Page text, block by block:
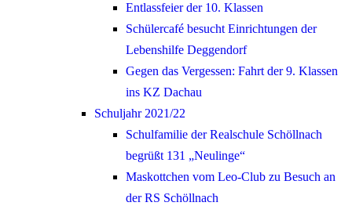
Entlassfeier der 10. Klassen
Schülercafé besucht Einrichtungen der
Lebenshilfe Deggendorf
Gegen das Vergessen: Fahrt der 9. Klassen
ins KZ Dachau
Schuljahr 2021/22
Schulfamilie der Realschule Schöllnach
begrüßt 131 „Neulinge“
Maskottchen vom Leo-Club zu Besuch an
der RS Schöllnach